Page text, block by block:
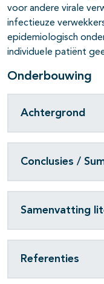
voor andere virale
infectieuze
epidemiologisch
individuele patiënt
Onderbouwing
Achtergrond
Conclusies /
Samenvatting
Referenties